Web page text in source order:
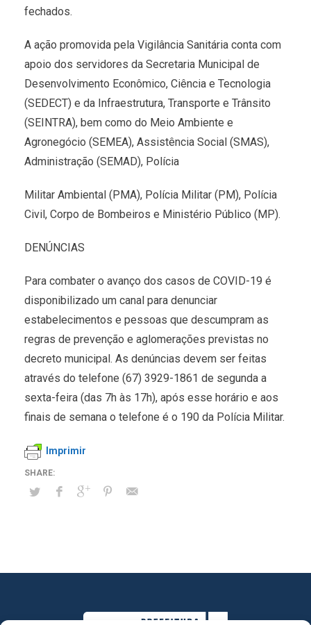
fechados.
A ação promovida pela Vigilância Sanitária conta com
apoio dos servidores da Secretaria Municipal de
Desenvolvimento Econômico, Ciência e Tecnologia
(SEDECT) e da Infraestrutura, Transporte e Trânsito
(SEINTRA), bem como do Meio Ambiente e
Agronegócio (SEMEA), Assistência Social (SMAS),
Administração (SEMAD), Polícia
Militar Ambiental (PMA), Polícia Militar (PM), Polícia
Civil, Corpo de Bombeiros e Ministério Público (MP).
DENÚNCIAS
Para combater o avanço dos casos de COVID-19 é
disponibilizado um canal para denunciar
estabelecimentos e pessoas que descumpram as
regras de prevenção e aglomerações previstas no
decreto municipal. As denúncias devem ser feitas
através do telefone (67) 3929-1861 de segunda a
sexta-feira (das 7h às 17h), após esse horário e aos
finais de semana o telefone é o 190 da Polícia Militar.
Imprimir